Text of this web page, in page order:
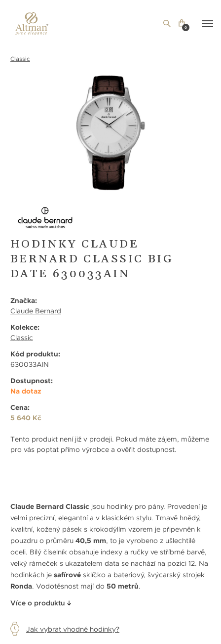
0
Classic
HODINKY CLAUDE
BERNARD CLASSIC BIG
DATE 630033AIN
Značka:
Claude Bernard
Kolekce:
Classic
Kód produktu:
630033AIN
Dostupnost:
Na dotaz
Cena:
5 640 Kč
Tento produkt není již v prodeji. Pokud máte zájem, můžeme
pro vás poptat přímo výrobce a ověřit dostupnost.
Claude Bernard Classic jsou hodinky pro pány. Provedení je
velmi precizní, elegantní a v klasickém stylu. Tmavě hnědý,
kvalitní, kožený pásek s krokodýlím vzorem je připevněn k
pouzdru o průměru 40,5 mm, to je vyrobeno z ušlechtilé
oceli. Bílý číselník obsahuje indexy a ručky ve stříbrné barvě,
velký rámeček s ukazatelem data se nachází na pozici 12. Na
hodinkách je safírové sklíčko a bateriový, švýcarský strojek
Ronda. Vodotěsnost mají do 50 metrů.
Více o produktu
Jak vybrat vhodné hodinky?